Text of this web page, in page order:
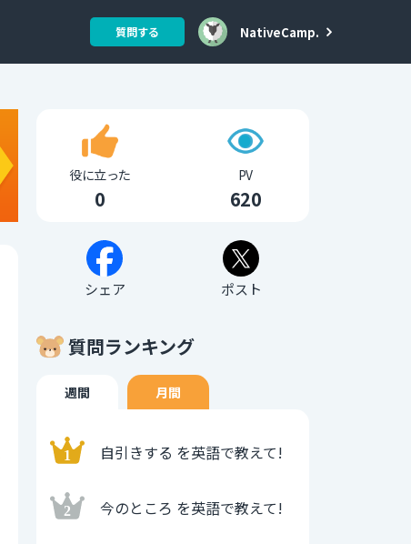
質問する NativeCamp.
役に立った
0
PV
620
シェア ポスト
質問ランキング
週間 月間
自引きする を英語で教えて!
今のところ を英語で教えて!